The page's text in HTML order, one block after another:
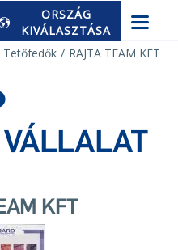
ORSZÁG
KIVÁLASZTÁSA
Tetőfedők RAJTA TEAM KFT
KFT